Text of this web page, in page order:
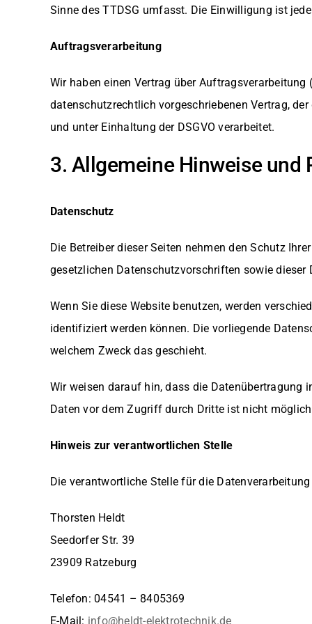
Sinne des TTDSG umfasst. Die Einwilligung ist
Auftragsverarbeitung
Wir haben einen Vertrag über
datenschutzrechtlich vorgeschriebenen Vertrag,
und unter Einhaltung der DSGVO verarbeitet.
3. Allgemeine Hinweise
Datenschutz
Die Betreiber dieser Seiten nehmen den Schutz
gesetzlichen Datenschutzvorschriften sowie dieser
Wenn Sie diese Website benutzen, werden
identifiziert werden können. Die vorliegende
welchem Zweck das geschieht.
Wir weisen darauf hin, dass die Datenübertragung
Daten vor dem Zugriff durch Dritte ist nicht
Hinweis zur verantwortlichen Stelle
Die verantwortliche Stelle für die
Thorsten Heldt
Seedorfer Str. 39
23909 Ratzeburg
Telefon: 04541 – 8405369
E-Mail: info@heldt-elektrotechnik.de